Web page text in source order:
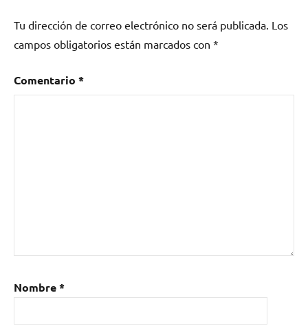
Tu dirección de correo electrónico no será publicada. Los
campos obligatorios están marcados con *
Comentario *
Nombre*